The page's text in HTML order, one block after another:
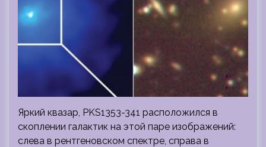
Яркий квазар, PKS1353-341 расположился в
скоплении галактик на этой паре изображений:
слева в рентгеновском спектре, справа в